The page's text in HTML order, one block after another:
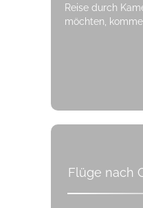
Reise durch
möchten,
Flüge nach